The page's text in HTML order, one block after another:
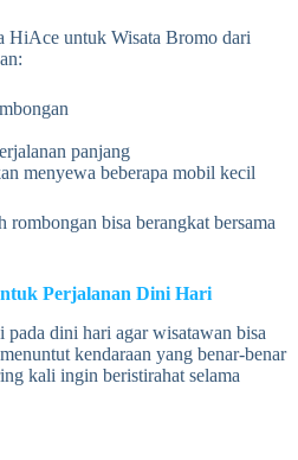
HiAce untuk Wisata Bromo dari
panjang
menyewa beberapa mobil kecil
rombongan bisa berangkat bersama
Perjalanan Dini Hari
dini hari agar wisatawan bisa
kendaraan yang benar-benar
kali ingin beristirahat selama